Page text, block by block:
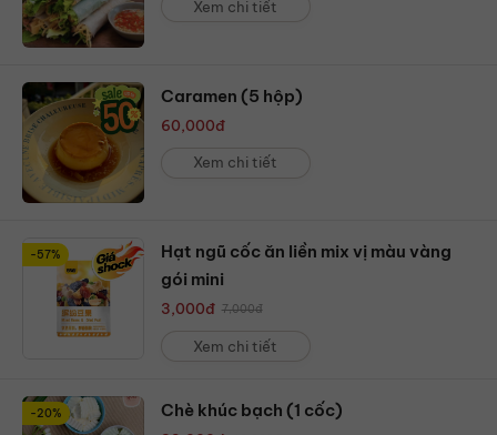
Xem chi tiết
Caramen (5 hộp)
60,000đ
Xem chi tiết
-57%
Hạt ngũ cốc ăn liền mix vị màu vàng
gói mini
3,000đ 7,000đ
Xem chi tiết
-20% Chè khúc bạch (1 cốc)